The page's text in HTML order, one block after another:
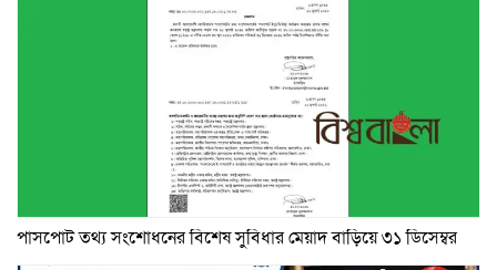
পাসপোর্ট তথ্য সংশোধনের বিশেষ সুবিধার মেয়াদ বাড়িয়ে ৩১ ডিসেম্বর